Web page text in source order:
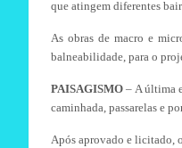
que atingem diferentes
As obras de macro e
balneabilidade, para o
PAISAGISMO – A última
caminhada, passarelas e
Após aprovado e licitado,